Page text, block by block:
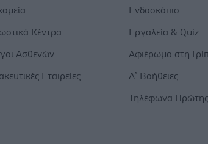
Κέντρα
Ασθενών
Εταιρείες
Ενδοσκόπιο
Εργαλεία & Quiz
Αφιέρωμα στη
Α’ Βοήθειες
Τηλέφωνα